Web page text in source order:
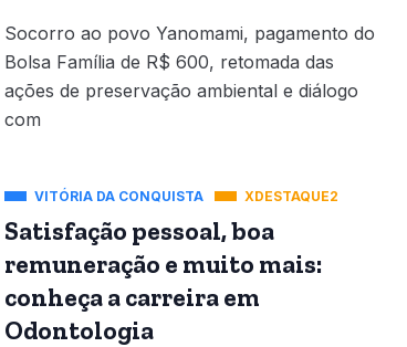
Socorro ao povo Yanomami, pagamento do
Bolsa Família de R$ 600, retomada das
ações de preservação ambiental e diálogo
com
VITÓRIA DA CONQUISTA XDESTAQUE2
Satisfação pessoal, boa
remuneração e muito mais:
conheça a carreira em
Odontologia